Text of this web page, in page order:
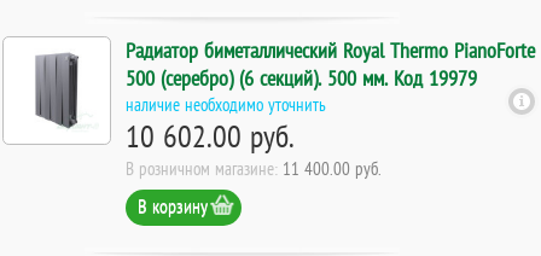
Радиатор биметаллический Royal Thermo PianoForte
500 (серебро) (6 секций). 500 мм. Код 19979
наличие необходимо уточнить
10 602.00 руб.
В розничном магазине: 11 400.00 руб.
В корзину